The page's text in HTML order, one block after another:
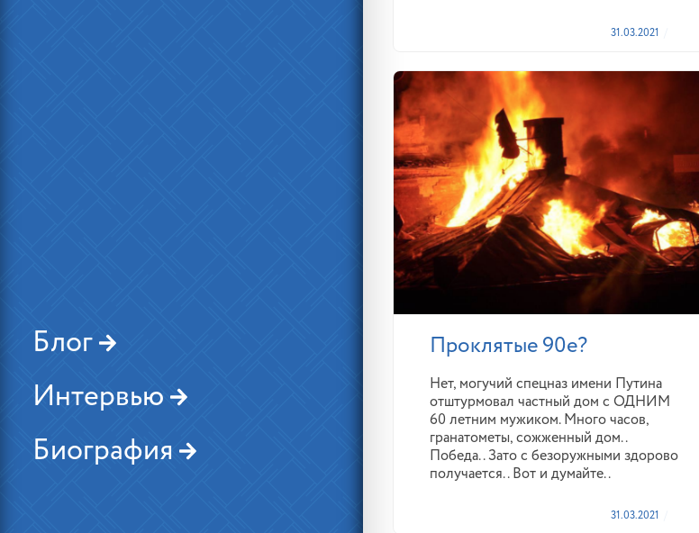
Блог
Интервью
Биография
31.03.2021
Проклятые 90е?
Нет, могучий спецназ имени Путина
отштурмовал частный дом с ОДНИМ
60 летним мужиком. Много часов,
гранатометы, сожженный дом..
Победа.. Зато с безоружными здорово
получается.. Вот и думайте..
31.03.2021